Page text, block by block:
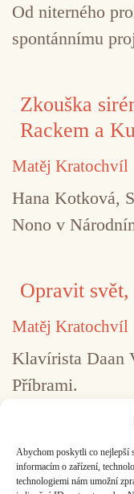
Abychom poskytli co nejlepší
informacím o zařízení,
technologiemi nám umožní
Od niterného
spontánnímu
Zkouška
Rackem a
Matěj Kratochvíl
Hana Kotková,
Nono v
Opravit svět,
Matěj Kratochvíl
Klavírista Daan
Příbrami.
1 2 3